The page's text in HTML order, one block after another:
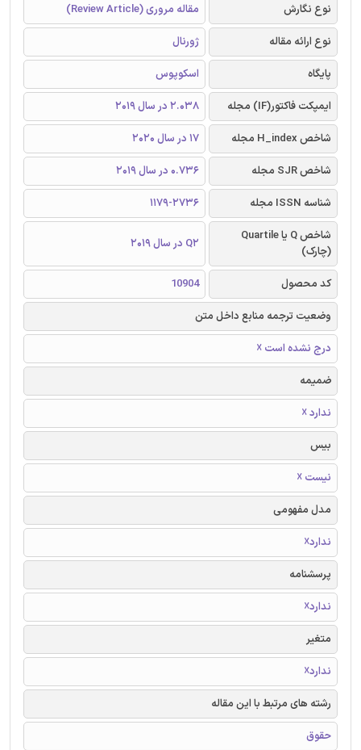
نوع نگارش
مقاله مروری (Review Article)
نوع ارائه مقاله
ژورنال
پایگاه
اسکوپوس
ایمپکت فاکتور(IF) مجله
2.038 در سال 2019
شاخص H_index مجله
17 در سال 2020
شاخص SJR مجله
0.736 در سال 2019
شناسه ISSN مجله
1179-2736
شاخص Q یا Quartile
(چارک)
Q2 در سال 2019
کد محصول
10904
وضعیت ترجمه منابع داخل متن
درج نشده است ☓
ضمیمه
ندارد ☓
بیس
نیست ☓
مدل مفهومی
ندارد☓
پرسشنامه
ندارد☓
متغیر
ندارد☓
رشته های مرتبط با این مقاله
حقوق